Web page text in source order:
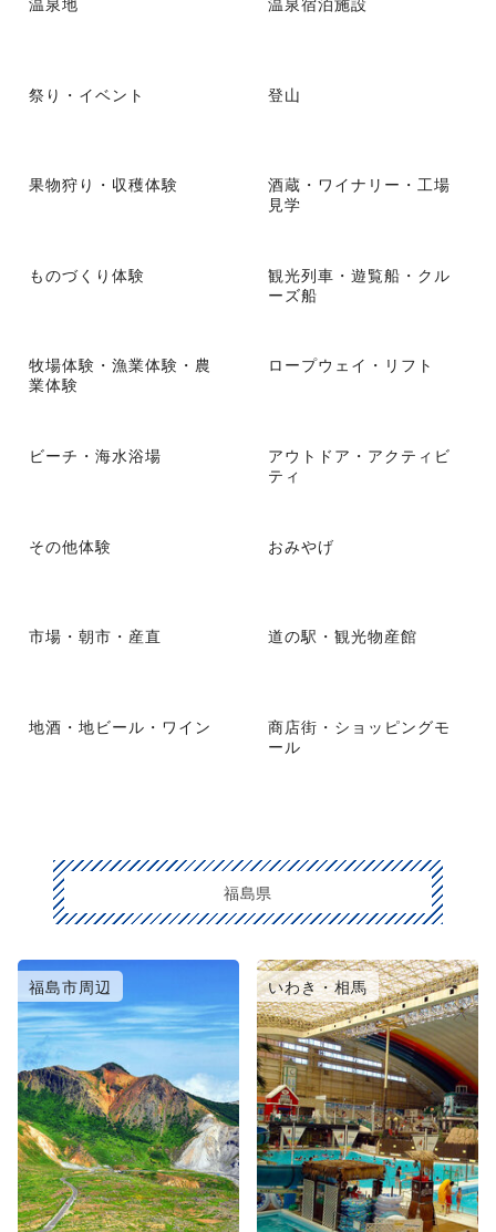
祭り・イベント 登山
果物狩り・収穫体験
酒蔵・ワイナリー・工場
見学
ものづくり体験
観光列車・遊覧船・クル
ーズ船
牧場体験・漁業体験・農
業体験
ロープウェイ・リフト
ビーチ・海水浴場
アウトドア・アクティビ
ティ
その他体験 おみやげ
市場・朝市・産直 道の駅・観光物産館
地酒・地ビール・ワイン
商店街・ショッピングモ
ール
福島県
福島市周辺 いわき・相馬